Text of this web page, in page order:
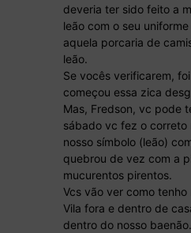
deveria ter sido feito a
leão com o seu
aquela porcaria de
leão.
Se vocês verificarem,
começou essa zica
Mas, Fredson, vc pode
sábado vc fez o correto
nosso símbolo (leão)
quebrou de vez com a
mucurentos pirentos.
Vcs vão ver como
Vila fora e dentro de
dentro do nosso